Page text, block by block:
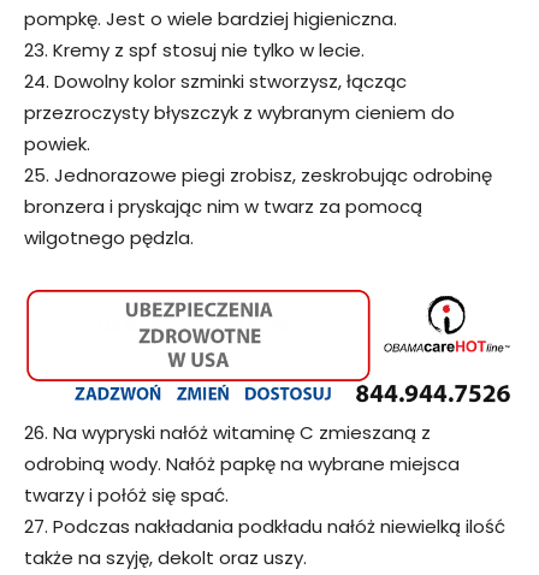
pompkę. Jest o wiele bardziej higieniczna.
23. Kremy z spf stosuj nie tylko w lecie.
24. Dowolny kolor szminki stworzysz, łącząc
przezroczysty błyszczyk z wybranym cieniem do
powiek.
25. Jednorazowe piegi zrobisz, zeskrobując odrobinę
bronzera i pryskając nim w twarz za pomocą
wilgotnego pędzla.
26. Na wypryski nałóż witaminę C zmieszaną z
odrobiną wody. Nałóż papkę na wybrane miejsca
twarzy i połóż się spać.
27. Podczas nakładania podkładu nałóż niewielką ilość
także na szyję, dekolt oraz uszy.